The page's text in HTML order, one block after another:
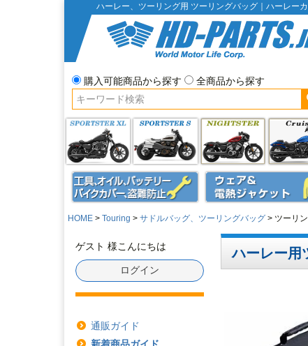
ハーレー、ツーリング用 ツーリングバッグ｜ハーレー
購入可能商品から探す
全商品から探す
HOME Touring サドルバッグ、ツーリングバッグ ツーリ
ゲスト 様こんにちは
ログイン
通販ガイド
新着商品ガイド
ハーレー用